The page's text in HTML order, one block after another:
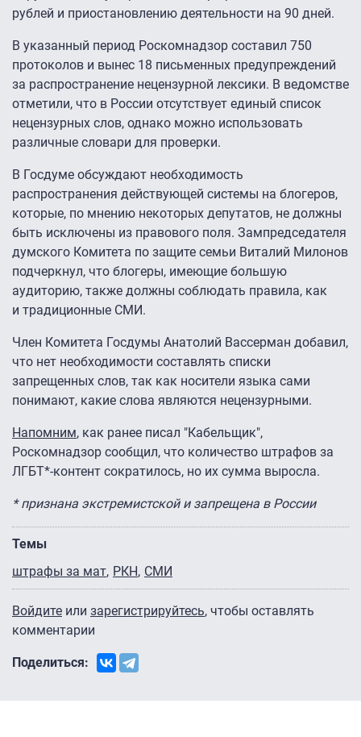
рублей и приостановлению деятельности на 90 дней.
В указанный период Роскомнадзор составил 750
протоколов и вынес 18 письменных предупреждений
за распространение нецензурной лексики. В ведомстве
отметили, что в России отсутствует единый список
нецензурных слов, однако можно использовать
различные словари для проверки.
В Госдуме обсуждают необходимость
распространения действующей системы на блогеров,
которые, по мнению некоторых депутатов, не должны
быть исключены из правового поля. Зампредседателя
думского Комитета по защите семьи Виталий Милонов
подчеркнул, что блогеры, имеющие большую
аудиторию, также должны соблюдать правила, как
и традиционные СМИ.
Член Комитета Госдумы Анатолий Вассерман добавил,
что нет необходимости составлять списки
запрещенных слов, так как носители языка сами
понимают, какие слова являются нецензурными.
Напомним, как ранее писал "Кабельщик",
Роскомнадзор сообщил, что количество штрафов за
ЛГБТ*-контент сократилось, но их сумма выросла.
* признана экстремистской и запрещена в России
Темы
штрафы за мат РКН СМИ
Войдите или зарегистрируйтесь, чтобы оставлять
комментарии
Поделиться: